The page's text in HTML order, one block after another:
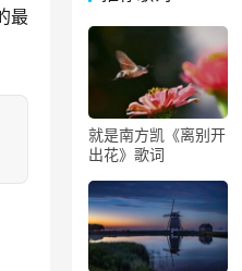
最
就是南方凯《离别开
出花》歌词